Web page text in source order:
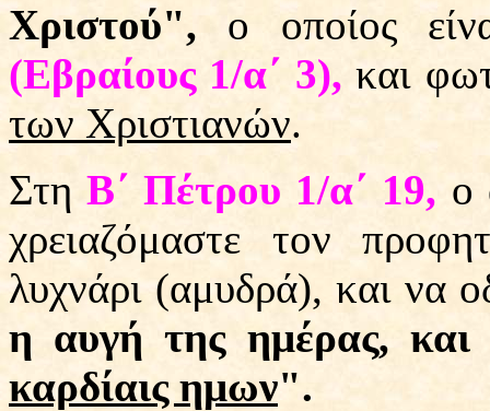
Χριστού", ο οποίος
(Εβραίους 1/α΄ 3), και
των Χριστιανών.
ΣτηΒ΄ Πέτρου 1/α΄ 19, ο
χρειαζόμαστε τον
λυχνάρι (αμυδρά), και να
η αυγή της ημέρας,
καρδίαις ημων".